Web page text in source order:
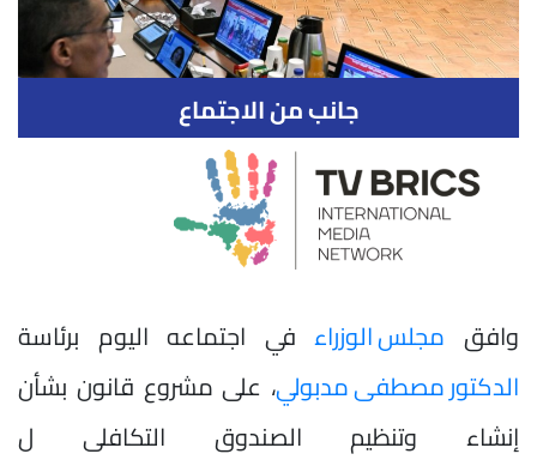
جانب من الاجتماع
وافق مجلس الوزراءفي اجتماعه اليوم برئاسة
الدكتور مصطفى مدبولي، على مشروع قانون بشأن
إنشاء وتنظيم الصندوق التكافلى ل